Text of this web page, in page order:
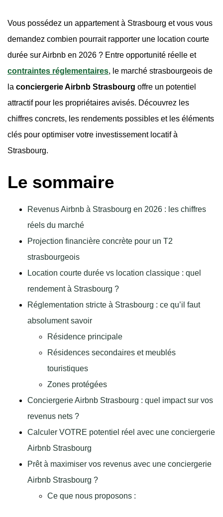
Vous possédez un appartement à Strasbourg et vous vous
demandez combien pourrait rapporter une location courte
durée sur Airbnb en 2026 ? Entre opportunité réelle et
contraintes réglementaires, le marché strasbourgeois de
la conciergerie Airbnb Strasbourg offre un potentiel
attractif pour les propriétaires avisés. Découvrez les
chiffres concrets, les rendements possibles et les éléments
clés pour optimiser votre investissement locatif à
Strasbourg.
Le sommaire
Revenus Airbnb à Strasbourg en 2026 : les chiffres
réels du marché
Projection financière concrète pour un T2
strasbourgeois
Location courte durée vs location classique : quel
rendement à Strasbourg ?
Réglementation stricte à Strasbourg : ce qu’il faut
absolument savoir
Résidence principale
Résidences secondaires et meublés
touristiques
Zones protégées
Conciergerie Airbnb Strasbourg : quel impact sur vos
revenus nets ?
Calculer VOTRE potentiel réel avec une conciergerie
Airbnb Strasbourg
Prêt à maximiser vos revenus avec une conciergerie
Airbnb Strasbourg ?
Ce que nous proposons :